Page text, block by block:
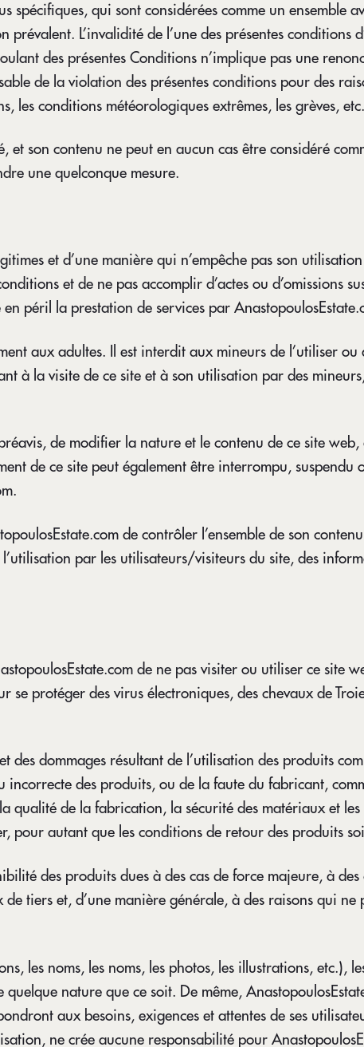
spécifiques, qui sont considérées comme un ensemble
L’invalidité de l’une des présentes conditions
des présentes Conditions n’implique pas une
de la violation des présentes conditions pour des
les conditions météorologiques extrêmes, les grèves, etc.
son contenu ne peut en aucun cas être considéré
une quelconque mesure.
et d’une manière qui n’empêche pas son
et de ne pas accomplir d’actes ou d’omissions
péril la prestation de services par
aux adultes. Il est interdit aux mineurs de l’utiliser
à la visite de ce site et à son utilisation par des
de modifier la nature et le contenu de ce site
de ce site peut également être interrompu, suspendu
de contrôler l’ensemble de son
par les utilisateurs/visiteurs du site, des
de ne pas visiter ou utiliser ce site
protéger des virus électroniques, des chevaux de
des dommages résultant de l’utilisation des produits
des produits, ou de la faute du fabricant,
qualité de la fabrication, la sécurité des matériaux et
pour autant que les conditions de retour des produits
des produits dues à des cas de force majeure, à
tiers et, d’une manière générale, à des raisons qui
les noms, les noms, les photos, les illustrations, etc.),
nature que ce soit. De même,
aux besoins, exigences et attentes de ses
ne crée aucune responsabilité pour